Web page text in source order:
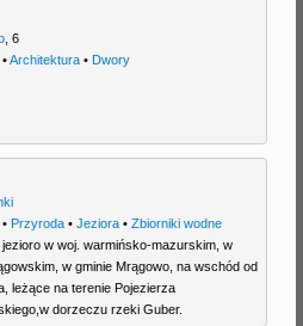
, 6
Architektura• Dwory
Przyroda• Jeziora• Zbiorniki wodne
w woj. warmińsko-mazurskim, w
w gminie Mrągowo, na wschód od
leżące na terenie Pojezierza
dorzeczu rzeki Guber.